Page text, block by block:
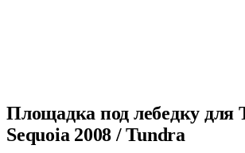
Площадка под лебедку для
Sequoia 2008 / Tundra